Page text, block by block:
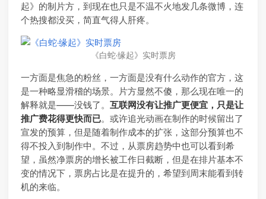
起》的制片方，到现在也只是不温不火地发几条微博，连
个热搜都没买，简直气得人肝疼。
《白蛇·缘起》实时票房
一方面是焦急的粉丝，一方面是没有什么动作的官方，这
是一种略显滑稽的场景。片方显然不傻，那么现在唯一的
解释就是——没钱了。 互联网没有让推广更便宜，只是让
推广费花得更快而已。或许追光动画在制作的时候留出了
宣发的预算，但是随着制作成本的扩张，这部分预算也不
得不投入到制作中。不过，从票房趋势中也可以看到希
望，虽然净票房的增长被工作日截断，但是在排片基本不
变的情况下，票房占比是在提升的，希望到周末能看到转
机的来临。